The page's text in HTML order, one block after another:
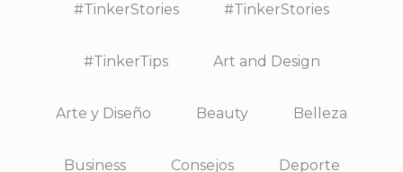
#TinkerStories #TinkerStories
#TinkerTips Art and Design
Arte y Diseño Beauty Belleza
Business Consejos Deporte